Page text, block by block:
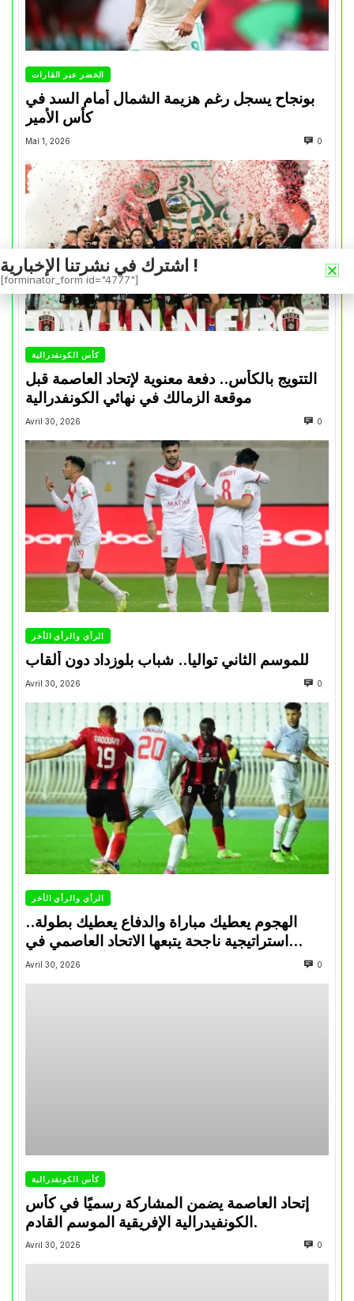
الخضر عبر القارات
بونجاح يسجل رغم هزيمة الشمال أمام السد في
كأس الأمير
Mai 1, 2026 0
كأس الكونفدرالية
التتويج بالكأس.. دفعة معنوية لإتحاد العاصمة قبل
موقعة الزمالك في نهائي الكونفدرالية
Avril 30, 2026 0
الرأي والرأي الأخر
للموسم الثاني تواليا.. شباب بلوزداد دون ألقاب
Avril 30, 2026 0
الرأي والرأي الأخر
الهجوم يعطيك مباراة والدفاع يعطيك بطولة..
استراتيجية ناجحة يتبعها الاتحاد العاصمي في
تتويجاته آخر السنوات
Avril 30, 2026 0
كأس الكونفدرالية
إتحاد العاصمة يضمن المشاركة رسميًا في كأس
الكونفيدرالية الإفريقية الموسم القادم.
Avril 30, 2026 0
اشترك في نشرتنا الإخبارية !
[forminator_form id="4777"]